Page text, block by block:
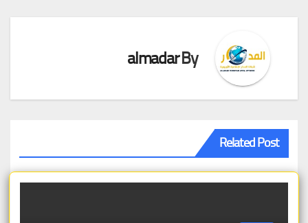
By
almadar
Related Post